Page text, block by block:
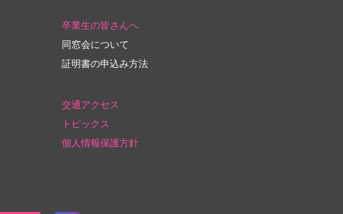
卒業生の皆さんへ
同窓会について
証明書の申込み方法
交通アクセス
トピックス
個人情報保護方針